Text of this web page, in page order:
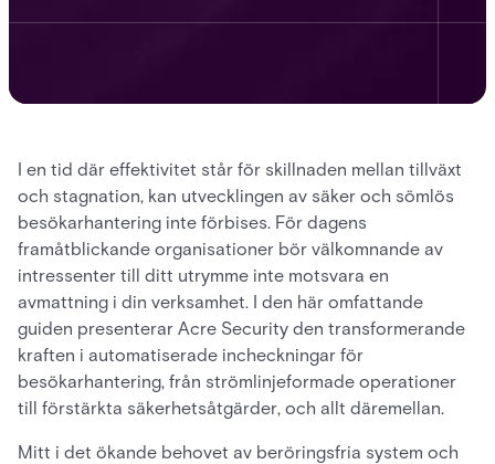
I en tid där effektivitet står för skillnaden mellan tillväxt
och stagnation, kan utvecklingen av säker och sömlös
besökarhantering inte förbises. För dagens
framåtblickande organisationer bör välkomnande av
intressenter till ditt utrymme inte motsvara en
avmattning i din verksamhet. I den här omfattande
guiden presenterar Acre Security den transformerande
kraften i automatiserade incheckningar för
besökarhantering, från strömlinjeformade operationer
till förstärkta säkerhetsåtgärder, och allt däremellan.
Mitt i det ökande behovet av beröringsfria system och